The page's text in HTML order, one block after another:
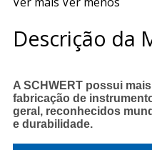
Descrição da
A SCHWERT possui
fabricação de
geral, reconhecidos
e durabilidade.